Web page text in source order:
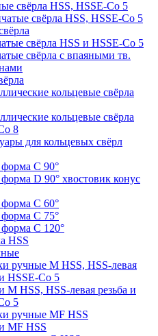
свёрла HSS, HSSE-Co 5
свёрла HSS, HSSE-Co 5
свёрла HSS и HSSE-Co 5
свёрла с впаяными тв.
кольцевые свёрла
кольцевые свёрла
8
для кольцевых свёрл
форма С 90°
D 90° хвостовик конус
форма С 60°
форма С 75°
форма С 120°
HSS
ручные M HSS, HSS-левая
HSSE-Co 5
HSS, HSS-левая резьба и
5
ручные MF HSS
MF HSS